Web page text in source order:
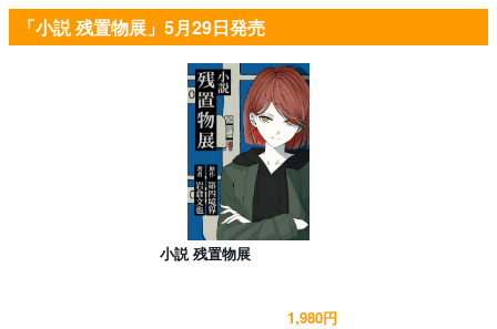
「小説 残置物展」5月29日発売
小説 残置物展
1,980円